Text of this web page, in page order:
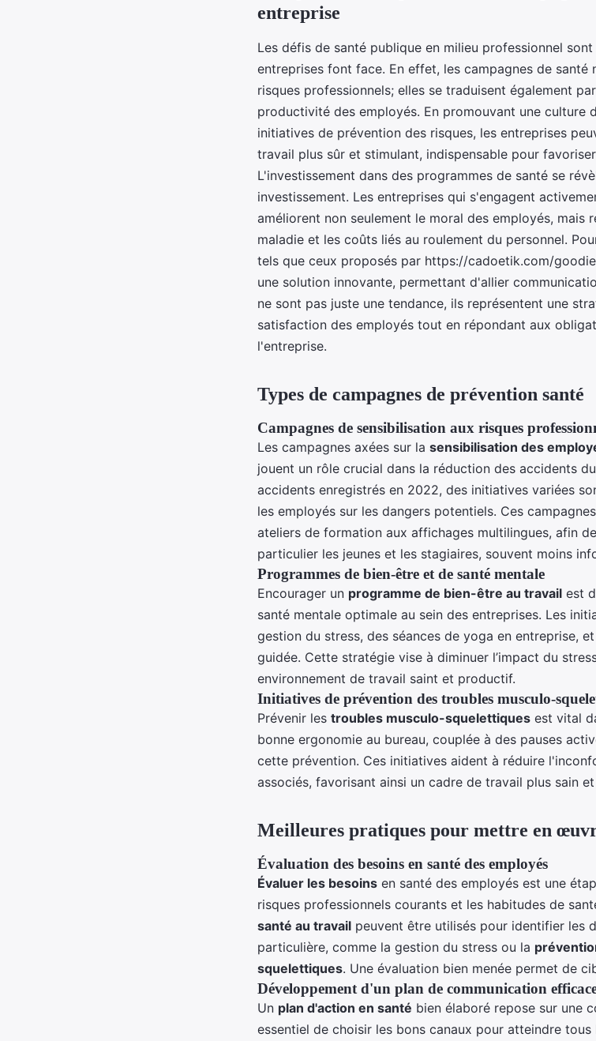
entreprise
Les défis de santé publique en milieu professionnel
entreprises font face. En effet, les campagnes de santé
risques professionnels; elles se traduisent également
productivité des employés. En promouvant une culture
initiatives de prévention des risques, les entreprises
travail plus sûr et stimulant, indispensable pour
L'investissement dans des programmes de santé se
investissement. Les entreprises qui s'engagent
améliorent non seulement le moral des employés, mais
maladie et les coûts liés au roulement du personnel.
tels que ceux proposés par https://cadoetik.com/
une solution innovante, permettant d'allier
ne sont pas juste une tendance, ils représentent une
satisfaction des employés tout en répondant aux
l'entreprise.
Types de campagnes de prévention santé
Campagnes de sensibilisation aux risques
Les campagnes axées sur la sensibilisation des
jouent un rôle crucial dans la réduction des accidents
accidents enregistrés en 2022, des initiatives variées
les employés sur les dangers potentiels. Ces
ateliers de formation aux affichages multilingues, afin
particulier les jeunes et les stagiaires, souvent moins
Programmes de bien-être et de santé mentale
Encourager un programme de bien-être au travail est
santé mentale optimale au sein des entreprises. Les
gestion du stress, des séances de yoga en entreprise,
guidée. Cette stratégie vise à diminuer l’impact du
environnement de travail saint et productif.
Initiatives de prévention des troubles musculo-
Prévenir les troubles musculo-squelettiques est vital
bonne ergonomie au bureau, couplée à des pauses
cette prévention. Ces initiatives aident à réduire
associés, favorisant ainsi un cadre de travail plus sain
Meilleures pratiques pour mettre en
Évaluation des besoins en santé des employés
Évaluer les besoins en santé des employés est une
risques professionnels courants et les habitudes de
santé au travail peuvent être utilisés pour identifier les
particulière, comme la gestion du stress ou la
squelettiques. Une évaluation bien menée permet de
Développement d'un plan de communication
Un plan d'action en santé bien élaboré repose sur une
essentiel de choisir les bons canaux pour atteindre